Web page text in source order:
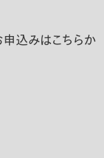
込みはこちらか